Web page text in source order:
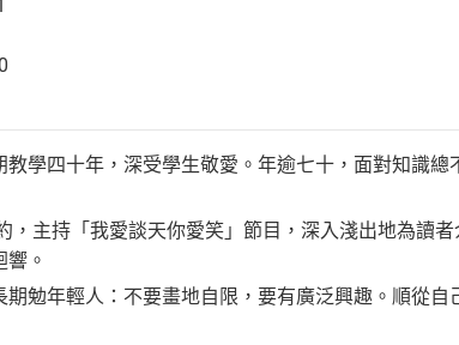
學四十年，深受學生敬愛。年逾七十，面對知識
，主持「我愛談天你愛笑」節目，深入淺出地為讀
。
勉年輕人：不要畫地自限，要有廣泛興趣。順從